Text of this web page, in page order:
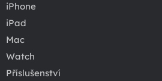
iPhone
iPad
Mac
Watch
Příslušenství